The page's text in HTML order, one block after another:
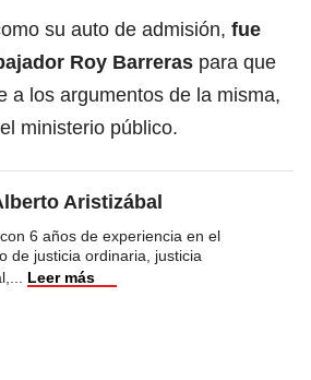
su auto de admisión, fue
Roy Barreras para que
a los argumentos de la misma,
ministerio público.
Aristizábal
6 años de experiencia en el
de justicia ordinaria, justicia
Leer más